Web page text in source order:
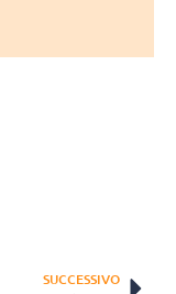
SUCCESSIVO